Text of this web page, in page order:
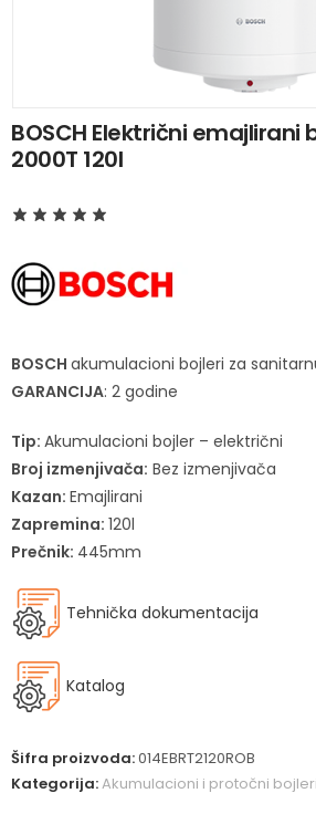
BOSCH Električni emajlirani
2000T 120l
BOSCH akumulacioni bojleri za
GARANCIJA: 2 godine
Tip: Akumulacioni bojler – električni
Broj izmenjivača: Bez izmenjivača
Kazan: Emajlirani
Zapremina: 120l
Prečnik: 445mm
Tehnička dokumentacija
Katalog
Šifra proizvoda:014EBRT2120ROB
Kategorija:Akumulacioni i protočni bojleri